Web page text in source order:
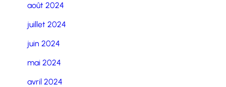
août 2024
juillet 2024
juin 2024
mai 2024
avril 2024